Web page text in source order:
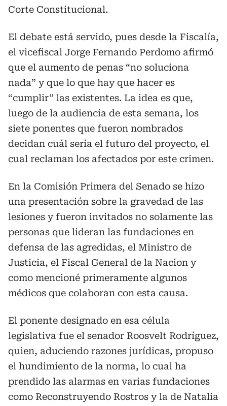
Corte Constitucional.
El debate está servido, pues desde la Fiscalía,
el vicefiscal Jorge Fernando Perdomo afirmó
que el aumento de penas “no soluciona
nada” y que lo que hay que hacer es
“cumplir” las existentes. La idea es que,
luego de la audiencia de esta semana, los
siete ponentes que fueron nombrados
decidan cuál sería el futuro del proyecto, el
cual reclaman los afectados por este crimen.
En la Comisión Primera del Senado se hizo
una presentación sobre la gravedad de las
lesiones y fueron invitados no solamente las
personas que lideran las fundaciones en
defensa de las agredidas, el Ministro de
Justicia, el Fiscal General de la Nacion y
como mencioné primeramente algunos
médicos que colaboran con esta causa.
El ponente designado en esa célula
legislativa fue el senador Roosvelt Rodríguez,
quien, aduciendo razones jurídicas, propuso
el hundimiento de la norma, lo cual ha
prendido las alarmas en varias fundaciones
como Reconstruyendo Rostros y la de Natalia